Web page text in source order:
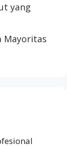
yang
Mayoritas